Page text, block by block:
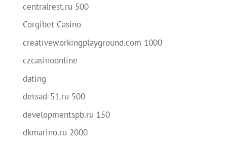
centralrest.ru 500
Corgibet Casino
creativeworkingplayground.com 1000
czcasinoonline
dating
detsad-51.ru 500
developmentspb.ru 150
dkmarino.ru 2000